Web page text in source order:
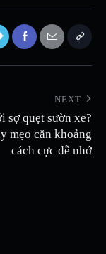
NEXT
sợ quẹt sườn xe?
mẹo căn khoảng
cách cực dễ nhớ